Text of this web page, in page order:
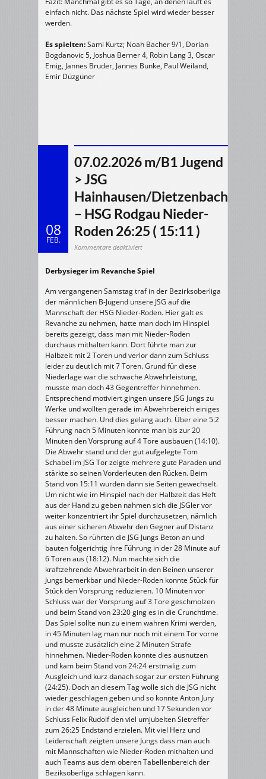
einfach nicht. Das nächste Spiel wird wieder besser
werden.
Es spielten:Sami Kurtz; Noah Bacher 9/1, Dorian
Bogdanovic 5, Joshua Berner 4, Robin Lang 3, Oscar
Emig, Jannes Bruder, Jannes Bunke, Paul Weiland,
Emir Düzgüner
08
FEB.
07.02.2026 m/B1 Jugend
> JSG
Hainhausen/Dietzenbach
– HSG Rodgau Nieder-
Roden 26:25 ( 15:11 )
Kommentare deaktiviertfür
>
JSG
–
HSG
Rodgau
Nieder-
Roden
26:25
(
15:11
)
Derbysieger im Revanche Spiel
Am vergangenen Samstag traf in der Bezirksoberliga
der männlichen B-Jugend unsere JSG auf die
Mannschaft der HSG Nieder-Roden. Hier galt es
Revanche zu nehmen, hatte man doch im Hinspiel
bereits gezeigt, dass man mit Nieder-Roden
durchaus mithalten kann. Dort führte man zur
Halbzeit mit 2 Toren und verlor dann zum Schluss
leider zu deutlich mit 7 Toren. Grund für diese
Niederlage war die schwache Abwehrleistung,
musste man doch 43 Gegentreffer hinnehmen.
Entsprechend motiviert gingen unsere JSG Jungs zu
Werke und wollten gerade im Abwehrbereich einiges
besser machen. Und dies gelang auch. Über eine 5:2
Führung nach 5 Minuten konnte man bis zur 20
Minuten den Vorsprung auf 4 Tore ausbauen (14:10).
Die Abwehr stand und der gut aufgelegte Tom
Schabel im JSG Tor zeigte mehrere gute Paraden und
stärkte so seinen Vorderleuten den Rücken. Beim
Stand von 15:11 wurden dann sie Seiten gewechselt.
Um nicht wie im Hinspiel nach der Halbzeit das Heft
aus der Hand zu geben nahmen sich die JSGler vor
weiter konzentriert ihr Spiel durchzusetzen, nämlich
aus einer sicheren Abwehr den Gegner auf Distanz
zu halten. So rührten die JSG Jungs Beton an und
bauten folgerichtig ihre Führung in der 28 Minute auf
6 Toren aus (18:12). Nun machte sich die
kraftzehrende Abwehrarbeit in den Beinen unserer
Jungs bemerkbar und Nieder-Roden konnte Stück für
Stück den Vorsprung reduzieren. 10 Minuten vor
Schluss war der Vorsprung auf 3 Tore geschmolzen
und beim Stand von 23:20 ging es in die Crunchtime.
Das Spiel sollte nun zu einem wahren Krimi werden,
in 45 Minuten lag man nur noch mit einem Tor vorne
und musste zusätzlich eine 2 Minuten Strafe
hinnehmen. Nieder-Roden konnte dies ausnutzen
und kam beim Stand von 24:24 erstmalig zum
Ausgleich und kurz danach sogar zur ersten Führung
(24:25). Doch an diesem Tag wolle sich die JSG nicht
wieder geschlagen geben und so konnte Anton Jury
in der 48 Minute ausgleichen und 17 Sekunden vor
Schluss Felix Rudolf den viel umjubelten Sietreffer
zum 26:25 Endstand erzielen. Mit viel Herz und
Leidenschaft zeigten unsere Jungs dass man auch
mit Mannschaften wie Nieder-Roden mithalten und
auch Teams aus dem oberen Tabellenbereich der
Beziksoberliga schlagen kann.